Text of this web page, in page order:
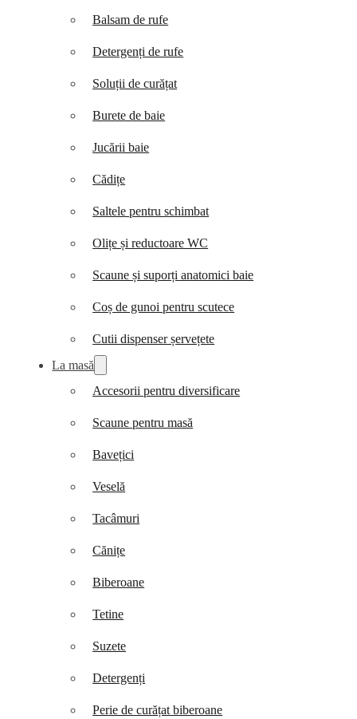
Balsam de rufe
Detergenți de rufe
Soluții de curățat
Burete de baie
Jucării baie
Cădițe
Saltele pentru schimbat
Olițe și reductoare WC
Scaune și suporți anatomici baie
Coș de gunoi pentru scutece
Cutii dispenser șervețete
La masă
Accesorii pentru diversificare
Scaune pentru masă
Bavețici
Veselă
Tacâmuri
Cănițe
Biberoane
Tetine
Suzete
Detergenți
Perie de curățat biberoane